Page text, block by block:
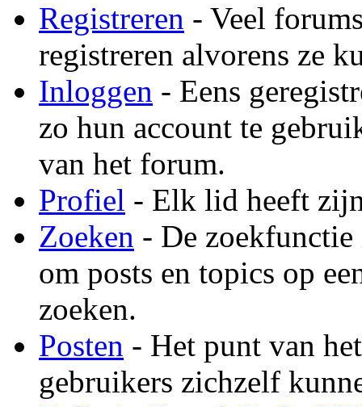
Registreren - Veel
registreren alvorens ze
Inloggen - Eens
zo hun account te
van het forum.
Profiel - Elk lid heeft
Zoeken - De
om posts en topics op
zoeken.
Posten - Het punt van
gebruikers zichzelf